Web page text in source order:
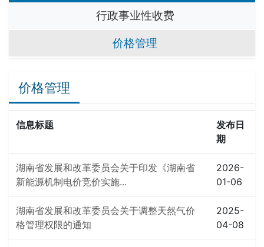
行政事业性收费
价格管理
价格管理
信息标题
发布日
期
湖南省发展和改革委员会关于印发《湖南省
新能源机制电价竞价实施...
2026-
01-06
湖南省发展和改革委员会关于调整天然气价
格管理权限的通知
2025-
04-08